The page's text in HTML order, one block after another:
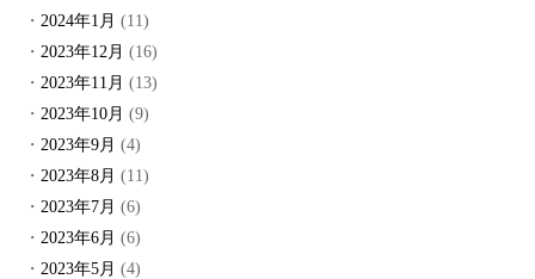
2024年1月 (11)
2023年12月 (16)
2023年11月 (13)
2023年10月 (9)
2023年9月 (4)
2023年8月 (11)
2023年7月 (6)
2023年6月 (6)
2023年5月 (4)